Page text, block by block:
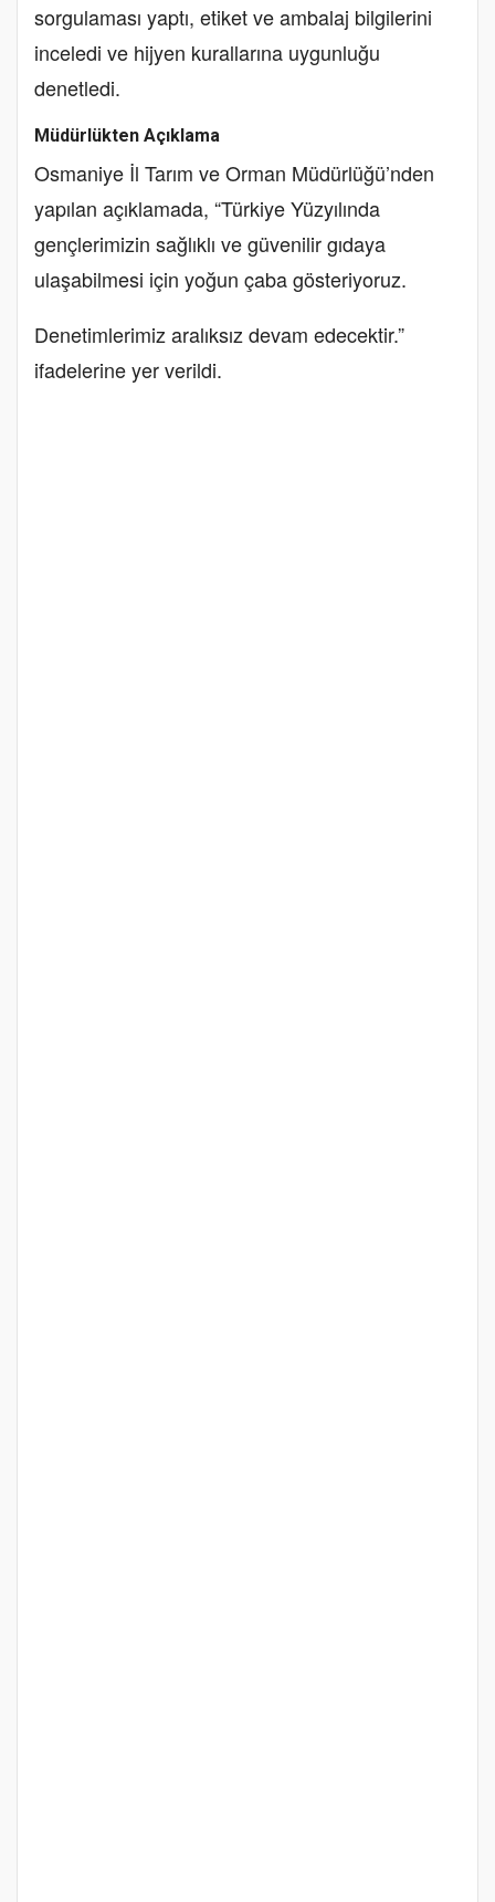
sorgulaması yaptı, etiket ve ambalaj bilgilerini
inceledi ve hijyen kurallarına uygunluğu
denetledi.
Müdürlükten Açıklama
Osmaniye İl Tarım ve Orman Müdürlüğü’nden
yapılan açıklamada, “Türkiye Yüzyılında
gençlerimizin sağlıklı ve güvenilir gıdaya
ulaşabilmesi için yoğun çaba gösteriyoruz.
Denetimlerimiz aralıksız devam edecektir.”
ifadelerine yer verildi.